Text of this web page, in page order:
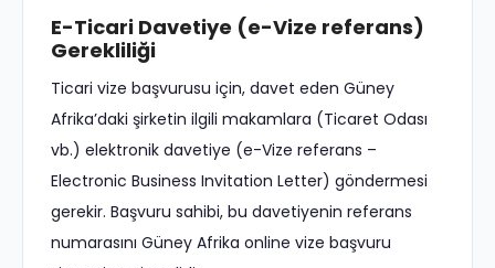
E-Ticari Davetiye (e-Vize referans)
Gerekliliği
Ticari vize başvurusu için, davet eden Güney
Afrika’daki şirketin ilgili makamlara (Ticaret Odası
vb.) elektronik davetiye (e-Vize referans –
Electronic Business Invitation Letter) göndermesi
gerekir. Başvuru sahibi, bu davetiyenin referans
numarasını Güney Afrika online vize başvuru